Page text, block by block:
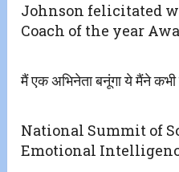
Johnson felicitated
Coach of the year
मैं एक अभिनेता बनूंगा ये मैंने कभी
National Summit of
Emotional